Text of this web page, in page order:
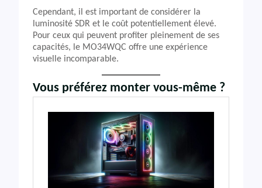
Cependant, il est important de considérer la
luminosité SDR et le coût potentiellement élevé.
Pour ceux qui peuvent profiter pleinement de ses
capacités, le MO34WQC offre une expérience
visuelle incomparable.
Vous préférez monter vous-même ?